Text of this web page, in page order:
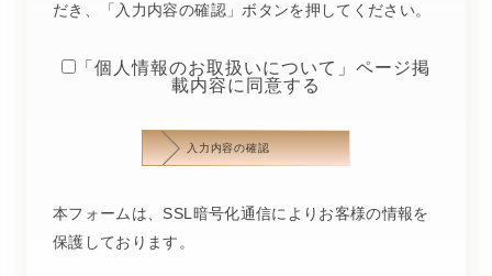
だき、「入力内容の確認」ボタンを押してください。
「 個人情報のお取扱いについて 」ページ掲
載内容に同意する
本フォームは、SSL暗号化通信によりお客様の情報を
保護しております。